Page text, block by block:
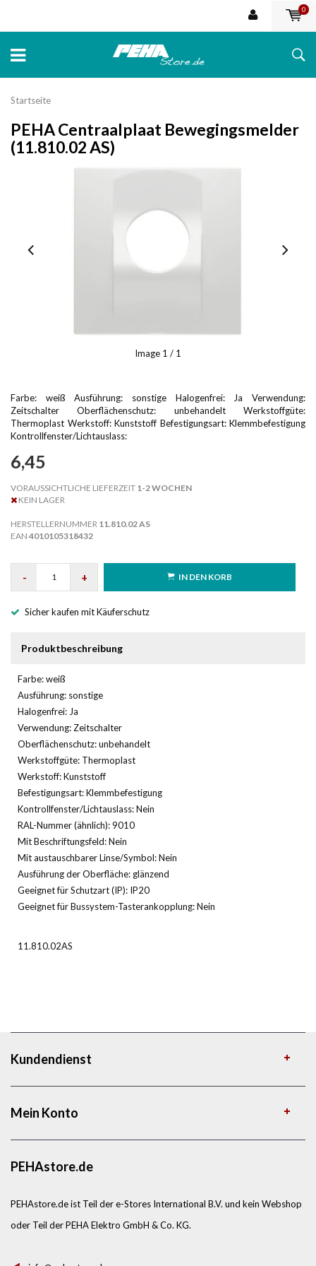
0
Startseite
PEHA Centraalplaat Bewegingsmelder
(11.810.02 AS)
Image 1 / 1
Farbe: weiß Ausführung: sonstige Halogenfrei: Ja Verwendung:
Zeitschalter Oberflächenschutz: unbehandelt Werkstoffgüte:
Thermoplast Werkstoff: Kunststoff Befestigungsart: Klemmbefestigung
Kontrollfenster/Lichtauslass:
6,45
VORAUSSICHTLICHE LIEFERZEIT 1-2 WOCHEN
KEIN LAGER
HERSTELLERNUMMER 11.810.02 AS
EAN 4010105318432
- + IN DEN KORB
Sicher kaufen mit Käuferschutz
Produktbeschreibung
Farbe: weiß
Ausführung: sonstige
Halogenfrei: Ja
Verwendung: Zeitschalter
Oberflächenschutz: unbehandelt
Werkstoffgüte: Thermoplast
Werkstoff: Kunststoff
Befestigungsart: Klemmbefestigung
Kontrollfenster/Lichtauslass: Nein
RAL-Nummer (ähnlich): 9010
Mit Beschriftungsfeld: Nein
Mit austauschbarer Linse/Symbol: Nein
Ausführung der Oberfläche: glänzend
Geeignet für Schutzart (IP): IP20
Geeignet für Bussystem-Tasterankopplung: Nein
11.810.02AS
Kundendienst
Mein Konto
PEHAstore.de
PEHAstore.de ist Teil der e-Stores International B.V. und kein Webshop
oder Teil der PEHA Elektro GmbH & Co. KG.